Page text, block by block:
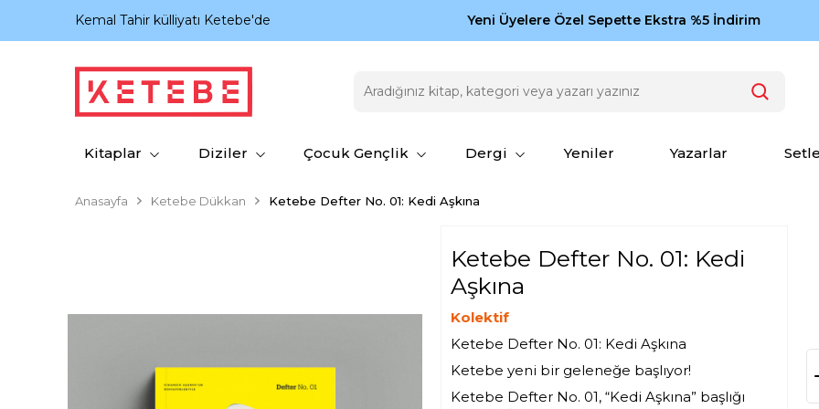
Kemal Tahir külliyatı Ketebe'de Zamansız eserler Ketebe'de: Cengiz Aytmatov
Yeni Üyelere Özel Sepette Ekstra %5 İndirim
Kitaplar Diziler Çocuk Gençlik Dergi Yeniler Yazarlar
Anasayfa Ketebe Dükkan Ketebe Defter No. 01: Kedi Aşkına
Ketebe Defter No. 01: Kedi
Aşkına
Kolektif
Ketebe Defter No. 01: Kedi Aşkına
Ketebe yeni bir geleneğe başlıyor!
Ketebe Defter No. 01, “Kedi Aşkına” başlığı